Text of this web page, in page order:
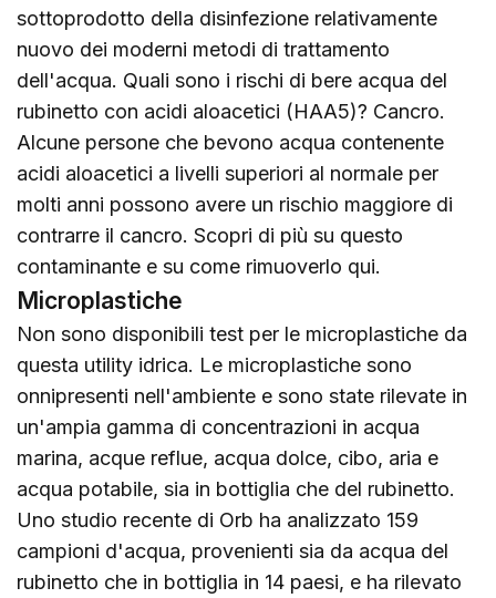
sottoprodotto della disinfezione relativamente
nuovo dei moderni metodi di trattamento
dell'acqua. Quali sono i rischi di bere acqua del
rubinetto con acidi aloacetici (HAA5)? Cancro.
Alcune persone che bevono acqua contenente
acidi aloacetici a livelli superiori al normale per
molti anni possono avere un rischio maggiore di
contrarre il cancro. Scopri di più su questo
contaminante e su come rimuoverlo qui.
Microplastiche
Non sono disponibili test per le microplastiche da
questa utility idrica. Le microplastiche sono
onnipresenti nell'ambiente e sono state rilevate in
un'ampia gamma di concentrazioni in acqua
marina, acque reflue, acqua dolce, cibo, aria e
acqua potabile, sia in bottiglia che del rubinetto.
Uno studio recente di Orb ha analizzato 159
campioni d'acqua, provenienti sia da acqua del
rubinetto che in bottiglia in 14 paesi, e ha rilevato